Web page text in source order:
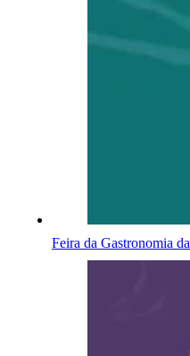
Feira da Gastronomia